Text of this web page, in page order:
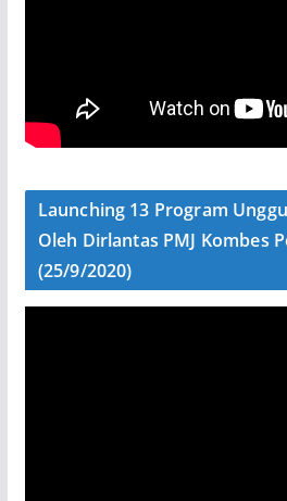
Launching 13 Program
Oleh Dirlantas PMJ Kombes
(25/9/2020)